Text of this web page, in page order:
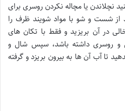
نچلاندن یا مچاله نکردن روسری برای
شست و شو با مواد شویند ظرف را
در آن بریزید و فقط با تکان های
روسری داشته باشد، سپس شال و
تا آب آن ها به بیرون بریزد و گرفته